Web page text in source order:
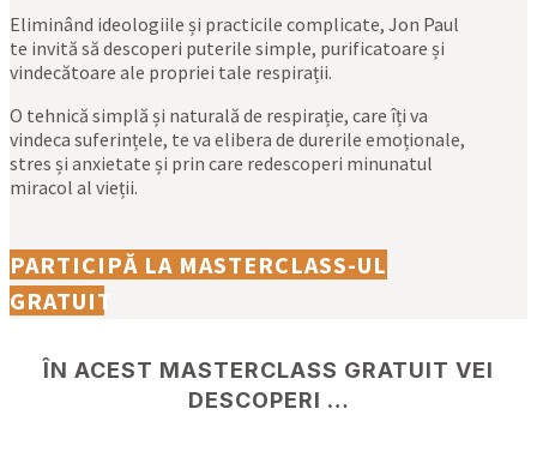
Eliminând ideologiile și practicile complicate, Jon Paul
te invită să descoperi puterile simple, purificatoare și
vindecătoare ale propriei tale respirații.
O tehnică simplă și naturală de respirație, care îți va
vindeca suferințele, te va elibera de durerile emoționale,
stres și anxietate și prin care redescoperi minunatul
miracol al vieții.
PARTICIPĂ LA MASTERCLASS-UL
GRATUIT
ÎN ACEST MASTERCLASS GRATUIT VEI
DESCOPERI ​…